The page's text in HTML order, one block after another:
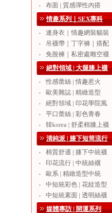
‧
布面 | 質感彈性內搭
情趣系列｜SEX專科
‧
連身衣｜情趣網裝貓裝
‧
吊襪帶｜丁字褲｜搭配
‧
免脫褲｜私密處雕空襪
絕對領域 | 大腿膝上襪
‧
性感蕾絲 | 情趣惹火
‧
歐美雜誌 | 精緻造型
‧
絕對領域 | 印花學院風
‧
平口蕾絲 | 彩色青春
‧
韓korea | 舒柔棉膝上襪
清純派 | 膝下短筒流行
‧
棉質舒適 | 膝下中統襪
‧
印花流行 | 中統絲襪
‧
歐系 | 精緻造型中統
‧
中短統彩色 | 花紋造型
‧
中短統素面 | 透明絲襪
媒體專訪 | 開運系列